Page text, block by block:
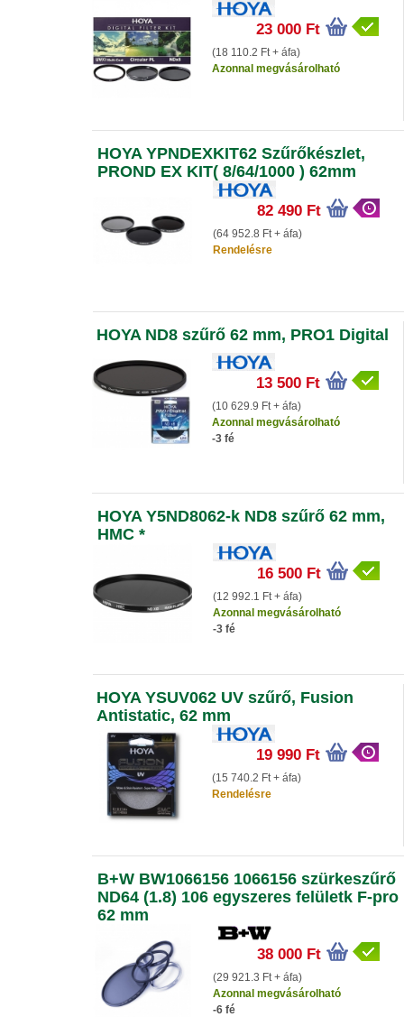
23 000 Ft
(18 110.2 Ft + áfa)
Azonnal megvásárolható
HOYA YPNDEXKIT62 Szűrőkészlet,
PROND EX KIT( 8/64/1000 ) 62mm
82 490 Ft
(64 952.8 Ft + áfa)
Rendelésre
HOYA ND8 szűrő 62 mm, PRO1 Digital
13 500 Ft
(10 629.9 Ft + áfa)
Azonnal megvásárolható
-3 fé
HOYA Y5ND8062-k ND8 szűrő 62 mm,
HMC *
16 500 Ft
(12 992.1 Ft + áfa)
Azonnal megvásárolható
-3 fé
HOYA YSUV062 UV szűrő, Fusion
Antistatic, 62 mm
19 990 Ft
(15 740.2 Ft + áfa)
Rendelésre
B+W BW1066156 1066156 szürkeszűrő
ND64 (1.8) 106 egyszeres felületk F-pro
62 mm
38 000 Ft
(29 921.3 Ft + áfa)
Azonnal megvásárolható
-6 fé